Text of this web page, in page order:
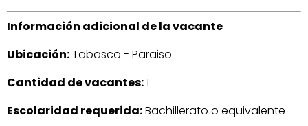
Información adicional de la vacante
Ubicación:Tabasco - Paraiso
Cantidad de vacantes:1
Escolaridad requerida:Bachillerato o equivalente